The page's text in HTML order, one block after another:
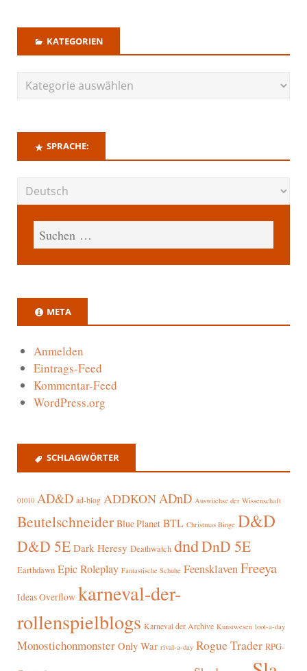
KATEGORIEN
SPRACHE:
META
Anmelden
Eintrags-Feed
Kommentar-Feed
WordPress.org
SCHLAGWÖRTER
01010 AD&D ad-blog ADDKON ADnD Auswüchse der Wissenschaft
Beutelschneider Blue Planet BTL Christmas Binge D&D
D&D 5E Dark Heresy Deathwatch dndDnD 5E
Earthdawn Epic Roleplay Fantastische Schuhe FeensklavenFreeya
Ideas Overflow karneval-der-
rollenspielblogs Karneval der Archive Kunstwesen loot-a-day
Monostichonmonster Only War rival-a-day Rogue Trader RPG-